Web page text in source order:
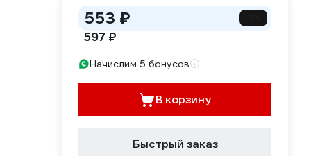
553 ₽
597 ₽
Начислим 5 бонусов
В корзину
Быстрый заказ